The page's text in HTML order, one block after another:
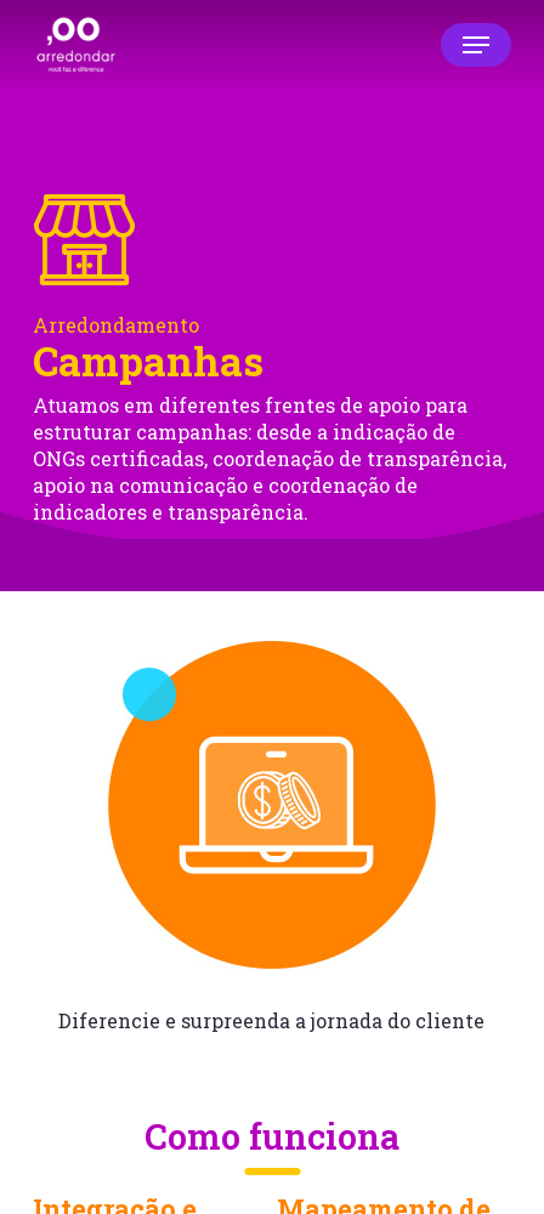
main
Menu
Arredondamento
Campanhas
Atuamos em diferentes frentes de apoio para
estruturar campanhas: desde a indicação de
ONGs certificadas, coordenação de transparência,
apoio na comunicação e coordenação de
indicadores e transparência.
Diferencie e surpreenda a jornada do cliente
Como funciona
Close